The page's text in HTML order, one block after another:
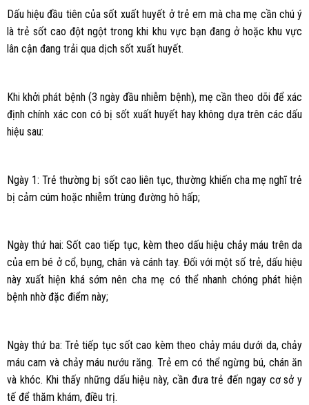
Dấu hiệu đầu tiên của sốt xuất huyết ở trẻ em mà cha mẹ cần chú ý
là trẻ sốt cao đột ngột trong khi khu vực bạn đang ở hoặc khu vực
lân cận đang trải qua dịch sốt xuất huyết.
Khi khởi phát bệnh (3 ngày đầu nhiễm bệnh), mẹ cần theo dõi để xác
định chính xác con có bị sốt xuất huyết hay không dựa trên các dấu
hiệu sau:
Ngày 1: Trẻ thường bị sốt cao liên tục, thường khiến cha mẹ nghĩ trẻ
bị cảm cúm hoặc nhiễm trùng đường hô hấp;
Ngày thứ hai: Sốt cao tiếp tục, kèm theo dấu hiệu chảy máu trên da
của em bé ở cổ, bụng, chân và cánh tay. Đối với một số trẻ, dấu hiệu
này xuất hiện khá sớm nên cha mẹ có thể nhanh chóng phát hiện
bệnh nhờ đặc điểm này;
Ngày thứ ba: Trẻ tiếp tục sốt cao kèm theo chảy máu dưới da, chảy
máu cam và chảy máu nướu răng. Trẻ em có thể ngừng bú, chán ăn
và khóc. Khi thấy những dấu hiệu này, cần đưa trẻ đến ngay cơ sở y
tế để thăm khám, điều trị.